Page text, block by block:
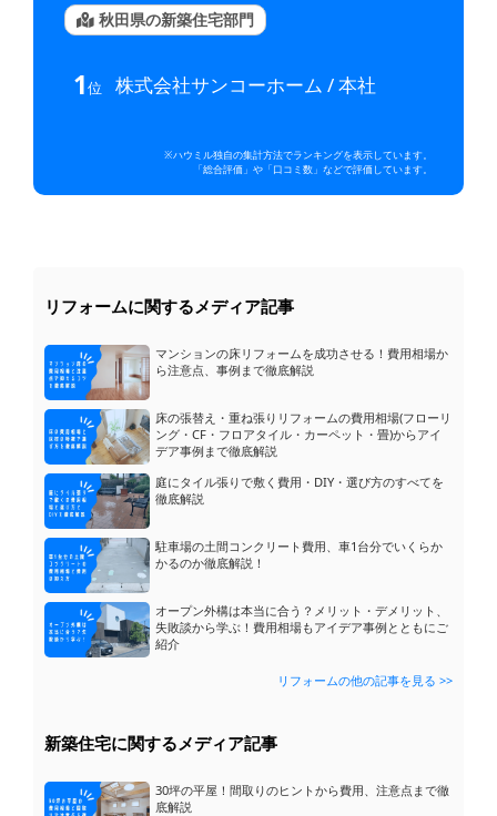
秋田県の新築住宅部門
1位 株式会社サンコーホーム / 本社
※ハウミル独自の集計方法でランキングを表示しています。
「総合評価」や「口コミ数」などで評価しています。
リフォームに関するメディア記事
マンションの床リフォームを成功させる！費用相場か
ら注意点、事例まで徹底解説
床の張替え・重ね張りリフォームの費用相場(フローリ
ング・CF・フロアタイル・カーペット・畳)からアイ
デア事例まで徹底解説
庭にタイル張りで敷く費用・DIY・選び方のすべてを
徹底解説
駐車場の土間コンクリート費用、車1台分でいくらか
かるのか徹底解説！
オープン外構は本当に合う？メリット・デメリット、
失敗談から学ぶ！費用相場もアイデア事例とともにご
紹介
リフォームの他の記事を見る >>
新築住宅に関するメディア記事
30坪の平屋！間取りのヒントから費用、注意点まで徹
底解説